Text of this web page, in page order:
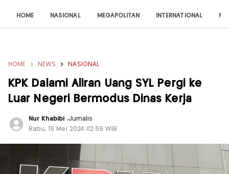
HOME NASIONAL MEGAPOLITAN INTERNATIONAL
HOME NEWS NASIONAL
KPK Dalami Aliran Uang SYL Pergi ke
Luar Negeri Bermodus Dinas Kerja
Nur Khabibi ,Jurnalis
Rabu, 15 Mei 2024 |12:59 WIB